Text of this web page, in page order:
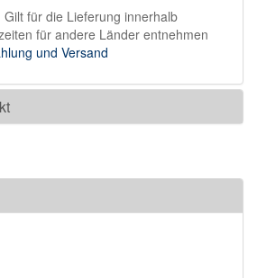
Gilt für die Lieferung innerhalb
für andere Länder entnehmen
und Versand